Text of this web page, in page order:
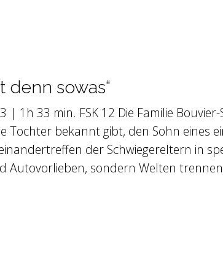
denn sowas“
1h 33 min. FSK 12 Die Familie
Tochter bekannt gibt, den Sohn eines
der Schwiegereltern in
Autovorlieben, sondern Welten